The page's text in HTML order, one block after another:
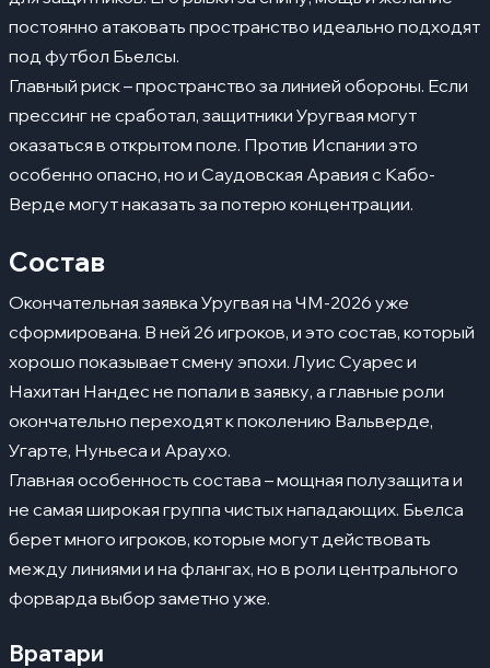
постоянно атаковать пространство идеально подходят
под футбол Бьелсы.
Главный риск – пространство за линией обороны. Если
прессинг не сработал, защитники Уругвая могут
оказаться в открытом поле. Против Испании это
особенно опасно, но и Саудовская Аравия с Кабо-
Верде могут наказать за потерю концентрации.
Состав
Окончательная заявка Уругвая на ЧМ-2026 уже
сформирована. В ней 26 игроков, и это состав, который
хорошо показывает смену эпохи. Луис Суарес и
Нахитан Нандес не попали в заявку, а главные роли
окончательно переходят к поколению Вальверде,
Угарте, Нуньеса и Араухо.
Главная особенность состава – мощная полузащита и
не самая широкая группа чистых нападающих. Бьелса
берет много игроков, которые могут действовать
между линиями и на флангах, но в роли центрального
форварда выбор заметно уже.
Вратари